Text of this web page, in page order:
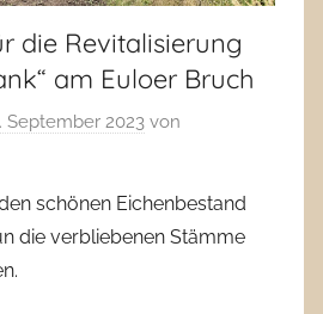
die Revitalisierung
am Euloer Bruch
September 2023 von
schönen Eichenbestand
die verbliebenen Stämme